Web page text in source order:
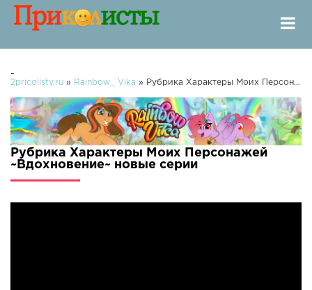
-
2pricolisty.ru » Rainbow_ Vika » Рубрика Характеры Моих Персонажей ~Вдохновение~
Рубрика Характеры Моих Персонажей
~Вдохновение~ новые серии